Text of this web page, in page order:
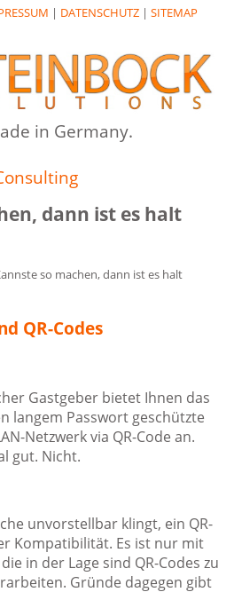
| DATENSCHUTZ| SITEMAP
in Germany.
dann ist es halt
so machen, dann ist es halt
QR-Codes
Gastgeber bietet Ihnen das
langem Passwort geschützte
Netzwerk via QR-Code an.
gut. Nicht.
unvorstellbar klingt, ein QR-
Kompatibilität. Es ist nur mit
in der Lage sind QR-Codes zu
Gründe dagegen gibt